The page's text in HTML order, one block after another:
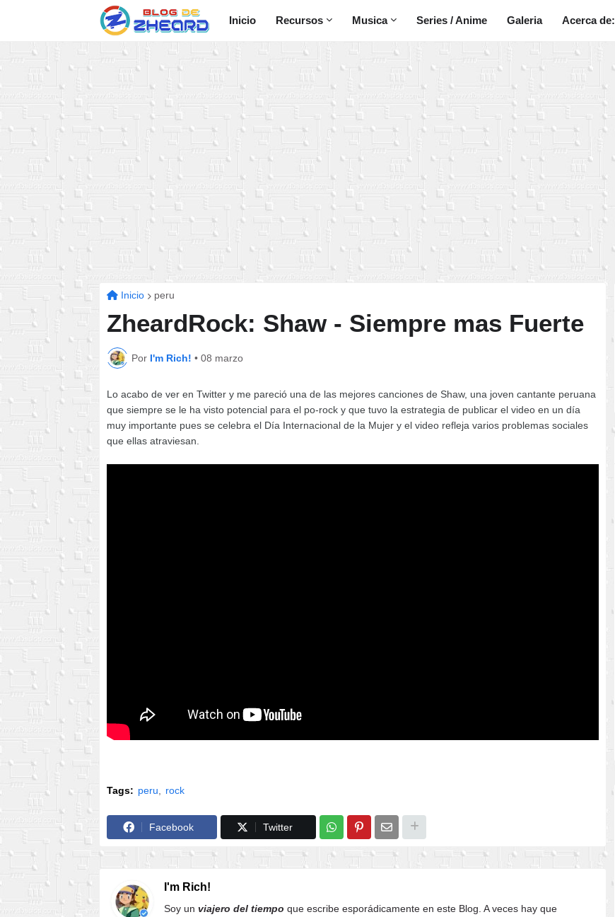
Inicio Recursos Musica Series / Anime Galeria Acerca de:
Inicio peru
ZheardRock: Shaw - Siempre mas Fuerte
Por I'm Rich! • 08 marzo
Lo acabo de ver en Twitter y me pareció una de las mejores canciones de Shaw, una joven cantante peruana
que siempre se le ha visto potencial para el po-rock y que tuvo la estrategia de publicar el video en un día
muy importante pues se celebra el Día Internacional de la Mujer y el video refleja varios problemas sociales
que ellas atraviesan.
Tags: peru rock
Facebook Twitter
I'm Rich!
Soy un viajero del tiempo que escribe esporádicamente en este Blog. A veces hay que